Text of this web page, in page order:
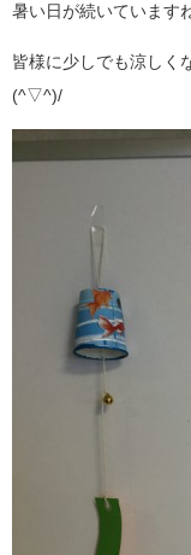
暑い日が続いています
皆様に少しでも涼しく
(^▽^)/